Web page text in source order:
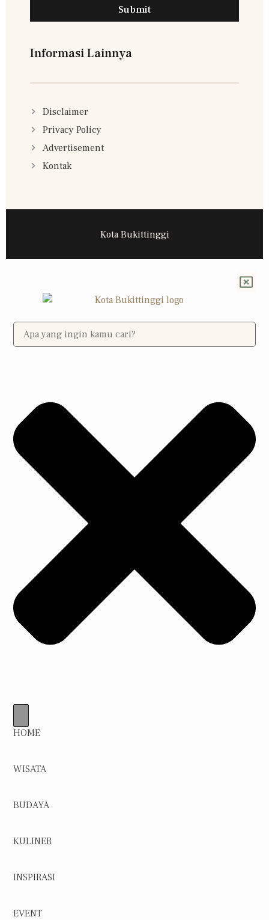
Submit
Informasi Lainnya
Disclaimer
Privacy Policy
Advertisement
Kontak
Kota Bukittinggi
HOME
WISATA
BUDAYA
KULINER
INSPIRASI
EVENT